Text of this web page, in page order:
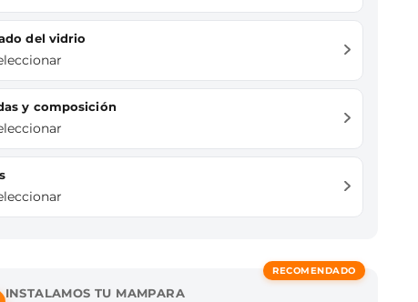
del vidrio
y composición
RECOMENDADO
INSTALAMOS TU MAMPARA